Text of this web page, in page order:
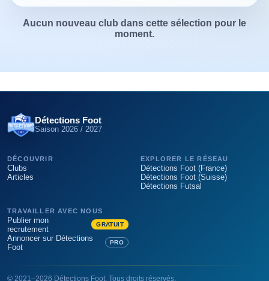
Aucun nouveau club dans cette sélection pour le
moment.
Détections Foot
Saison 2026 / 2027
DÉCOUVRIR
Clubs
Articles
EXPLORER LE RÉSEAU
Détections Foot (France)
Détections Foot (Suisse)
Détections Futsal
TRAVAILLER AVEC NOUS
Publier mon
recrutement
GRATUIT
Annoncer sur Détections
Foot
PRO
© 2021 –2026 Détections Foot . Tous droits réservés.